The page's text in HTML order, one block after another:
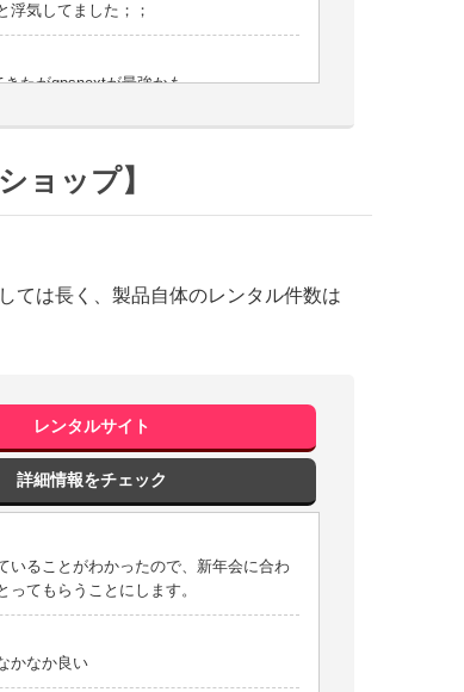
使いやすい
えて頂きありがとうございます。浮気の
もあるのでかなり安心です。
ならイチロクのprogps+がおすすめ
ったのでビビったｗ
浮気してました；；
きたがgpsnextが最強かも
ゃないの？
に替えました。地図上で位置が動く
ゃないのがいいですね
です
ョップ】
ては長く、製品自体のレンタル件数は
レンタルサイト
詳細情報をチェック
いることがわかったので、新年会に合わ
ってもらうことにします。
かなか良い